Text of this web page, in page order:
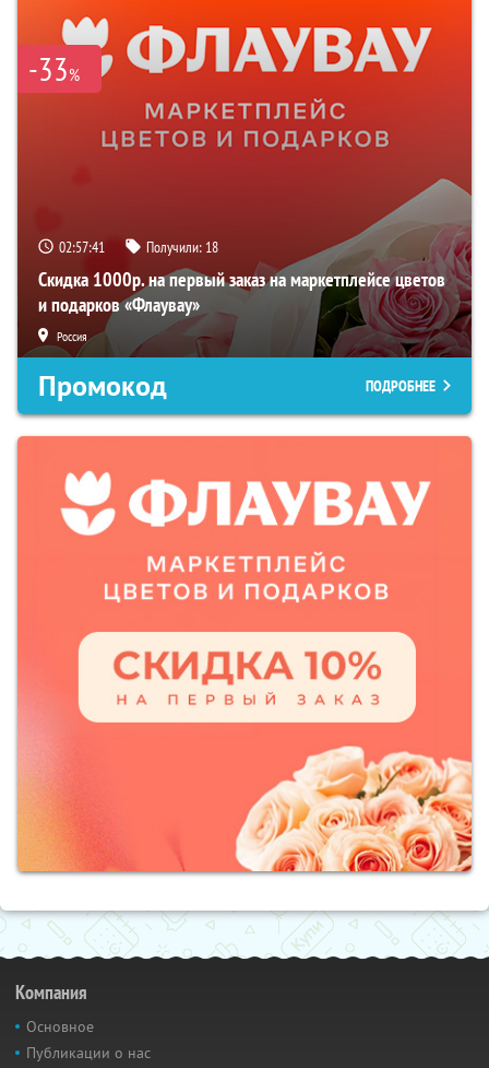
-33%
02:57:40 Получили: 18
Скидка 1000р. на первый заказ на маркетплейсе цветов
и подарков «Флаувау»
Россия
Промокод ПОДРОБНЕЕ
Компания
Основное
Публикации о нас